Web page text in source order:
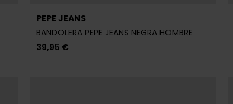
PEPE JEANS
BANDOLERA PEPE JEANS NEGRA HOMBRE
39,95 €